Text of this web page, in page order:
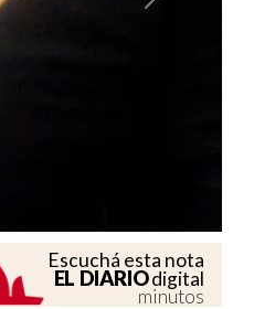
Next
Escuchá esta nota
EL DIARIOdigital
minutos